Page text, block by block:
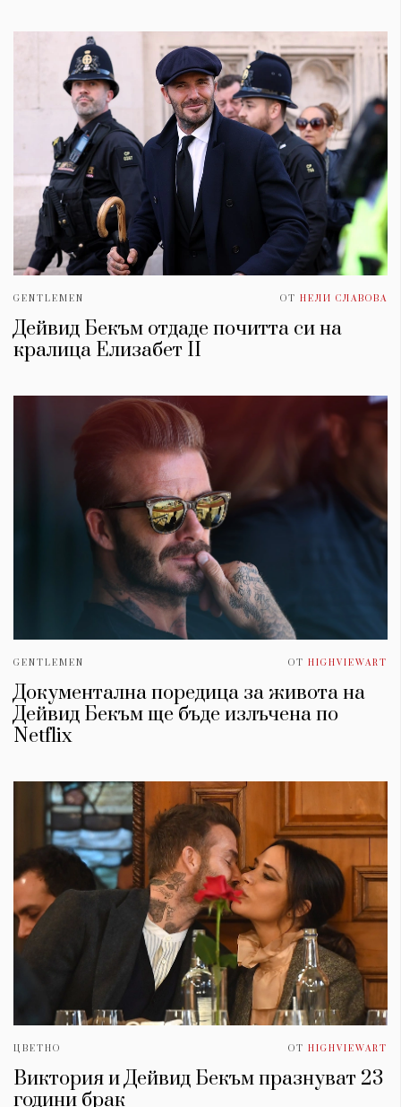
GENTLEMEN ОТ НЕЛИ СЛАВОВА
Дейвид Бекъм отдаде почитта си на
кралица Елизабет II
GENTLEMEN ОТ HIGHVIEWART
Документална поредица за живота на
Дейвид Бекъм ще бъде излъчена по
Netflix
ЦВЕТНО ОТ HIGHVIEWART
Виктория и Дейвид Бекъм празнуват 23
години брак